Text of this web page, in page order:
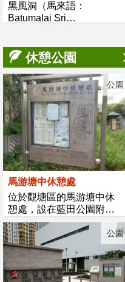
黑風洞（馬來語：
Batumalai Sri
休憩公園
公園
馬游塘中休憩處
位於觀塘區的馬游塘中休
憩處，設在藍田公園附
近，休憩處...
公園